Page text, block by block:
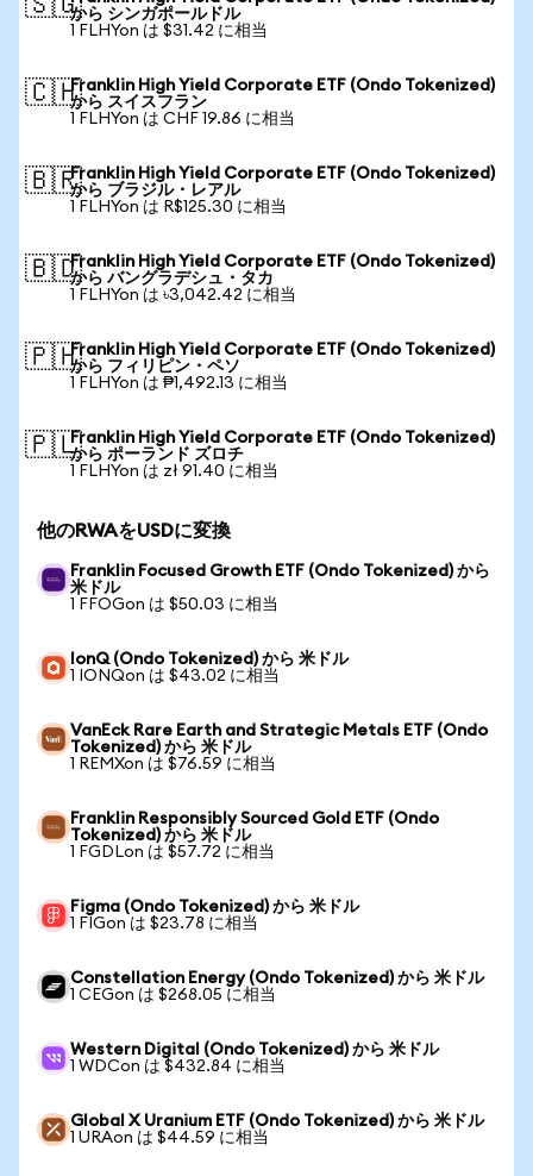
🇸🇬から シンガポールドル
1 FLHYon は $31.42 に相当
🇨🇭Franklin High Yield Corporate ETF (Ondo Tokenized)
から スイスフラン
1 FLHYon は CHF 19.86 に相当
🇧🇷Franklin High Yield Corporate ETF (Ondo Tokenized)
から ブラジル・レアル
1 FLHYon は R$125.30 に相当
🇧🇩Franklin High Yield Corporate ETF (Ondo Tokenized)
から バングラデシュ・タカ
1 FLHYon は ৳3,042.42 に相当
🇵🇭Franklin High Yield Corporate ETF (Ondo Tokenized)
から フィリピン・ペソ
1 FLHYon は ₱1,492.13 に相当
🇵🇱Franklin High Yield Corporate ETF (Ondo Tokenized)
から ポーランド ズロチ
1 FLHYon は zł 91.40 に相当
他のRWAをUSDに変換
Franklin Focused Growth ETF (Ondo Tokenized) から
米ドル
1 FFOGon は $50.03 に相当
IonQ (Ondo Tokenized) から 米ドル
1 IONQon は $43.02 に相当
VanEck Rare Earth and Strategic Metals ETF (Ondo
Tokenized) から 米ドル
1 REMXon は $76.59 に相当
Franklin Responsibly Sourced Gold ETF (Ondo
Tokenized) から 米ドル
1 FGDLon は $57.72 に相当
Figma (Ondo Tokenized) から 米ドル
1 FIGon は $23.78 に相当
Constellation Energy (Ondo Tokenized) から 米ドル
1 CEGon は $268.05 に相当
Western Digital (Ondo Tokenized) から 米ドル
1 WDCon は $432.84 に相当
Global X Uranium ETF (Ondo Tokenized) から 米ドル
1 URAon は $44.59 に相当